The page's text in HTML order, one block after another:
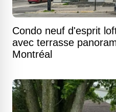
Condo neuf d'esprit
avec terrasse
Montréal